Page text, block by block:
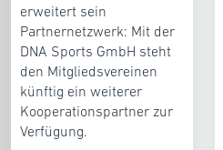
erweitert sein
Partnernetzwerk: Mit der
DNA Sports GmbH steht
den Mitgliedsvereinen
künftig ein weiterer
Kooperationspartner zur
Verfügung.